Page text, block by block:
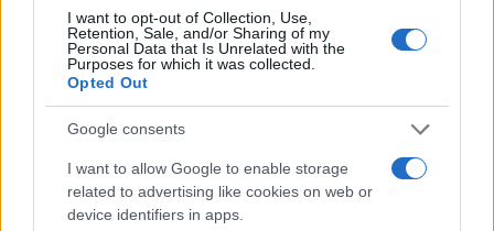
I want to opt-out of Collection, Use,
Retention, Sale, and/or Sharing of my
Personal Data that Is Unrelated with the
Purposes for which it was collected.
Opted Out
Google consents
I want to allow Google to enable storage
related to advertising like cookies on web or
device identifiers in apps.
dell’ordine nei Cpr o negli hotspot non
somministrano agli ospiti farmaci, bevande, cibo
o altro”. Il Sindacato Autonomo di Polizia ha dato
mandato al proprio legale di presentare un
esposto in Procura affinché vengano accertati i
fatti e le responsabilità.